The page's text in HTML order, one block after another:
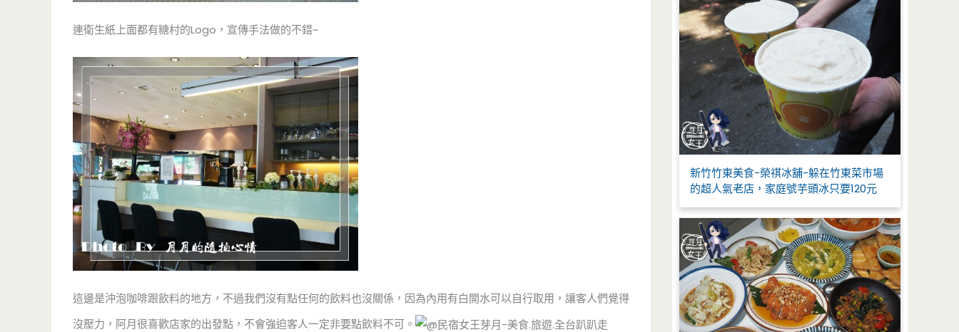
連衛生紙上面都有糖村的Logo，宣傳手法做的不錯~
這邊是沖泡咖啡跟飲料的地方，不過我們沒有點任何的飲料也沒關係，因為內用有白開水可以自行取用，讓客人們覺得
沒壓力，阿月很喜歡店家的出發點，不會強迫客人一定非要點飲料不可。
新竹竹東美食-榮祺冰舖-躲在竹東菜市場
的超人氣老店，家庭號芋頭冰只要120元